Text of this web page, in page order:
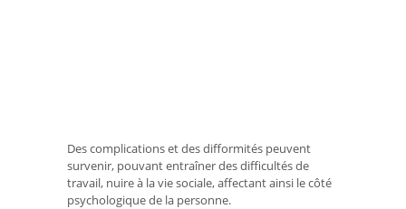
Des complications et des difformités peuvent
survenir, pouvant entraîner des difficultés de
travail, nuire à la vie sociale, affectant ainsi le côté
psychologique de la personne.